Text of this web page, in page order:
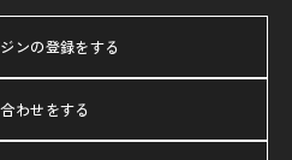
ンの登録をする
わせをする